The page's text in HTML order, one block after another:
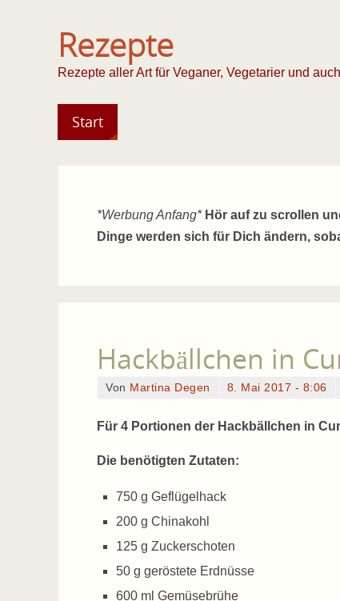
Rezepte
Rezepte aller Art für Veganer, Vegetarier und
Start
*Werbung Anfang* Hör auf zu scrollen
Dinge werden sich für Dich ändern,
Hackbällchen in
Von Martina Degen 8. Mai 2017 - 8:06
Für 4 Portionen der Hackbällchen in
Die benötigten Zutaten:
750 g Geflügelhack
200 g Chinakohl
125 g Zuckerschoten
50 g geröstete Erdnüsse
600 ml Gemüsebrühe